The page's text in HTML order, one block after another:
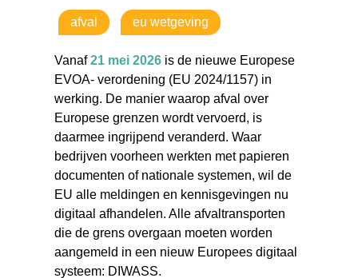
afval eu wetgeving
Vanaf21 mei 2026is de nieuwe Europese
EVOA- verordening (EU 2024/1157) in
werking. De manier waarop afval over
Europese grenzen wordt vervoerd, is
daarmee ingrijpend veranderd. Waar
bedrijven voorheen werkten met papieren
documenten of nationale systemen, wil de
EU alle meldingen en kennisgevingen nu
digitaal afhandelen. Alle afvaltransporten
die de grens overgaan moeten worden
aangemeld in een nieuw Europees digitaal
systeem: DIWASS.